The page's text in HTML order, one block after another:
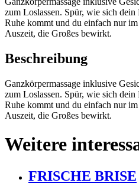
zum Loslassen. Spür, wie sich
Ruhe kommt und du einfach nur
Auszeit, die Großes bewirkt.
Beschreibung
Ganzkörpermassage inklusive
zum Loslassen. Spür, wie sich
Ruhe kommt und du einfach nur
Auszeit, die Großes bewirkt.
Weitere
FRISCHE BRISE